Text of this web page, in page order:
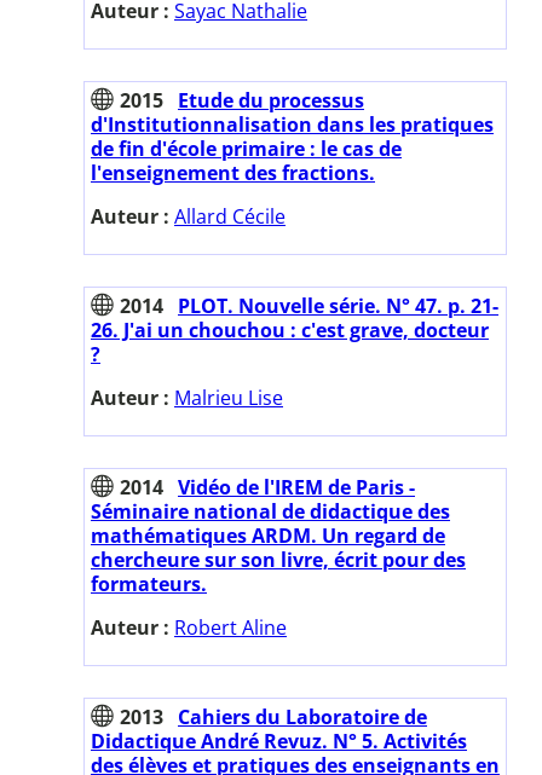
Auteur : Sayac Nathalie
2015 Etude du processus
d'Institutionnalisation dans les pratiques
de fin d'école primaire : le cas de
l'enseignement des fractions.
Auteur : Allard Cécile
2014 PLOT. Nouvelle série. N° 47. p. 21-
26. J'ai un chouchou : c'est grave, docteur
?
Auteur : Malrieu Lise
2014 Vidéo de l'IREM de Paris -
Séminaire national de didactique des
mathématiques ARDM. Un regard de
chercheure sur son livre, écrit pour des
formateurs.
Auteur : Robert Aline
2013 Cahiers du Laboratoire de
Didactique André Revuz. N° 5. Activités
des élèves et pratiques des enseignants en